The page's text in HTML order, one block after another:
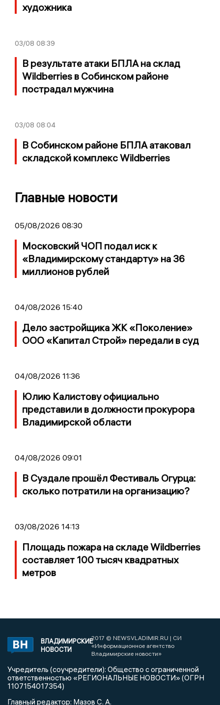
художника
03/08 08:39
В результате атаки БПЛА на склад
Wildberries в Собинском районе
пострадал мужчина
03/08 08:04
В Собинском районе БПЛА атаковал
складской комплекс Wildberries
Главные новости
05/08/2026 08:30
Московский ЧОП подал иск к
«Владимирскому стандарту» на 36
миллионов рублей
04/08/2026 15:40
Дело застройщика ЖК «Поколение»
ООО «Капитал Строй» передали в суд
04/08/2026 11:36
Юлию Калистову официально
представили в должности прокурора
Владимирской области
04/08/2026 09:01
В Суздале прошёл Фестиваль Огурца:
сколько потратили на организацию?
03/08/2026 14:13
Площадь пожара на складе Wildberries
составляет 100 тысяч квадратных
метров
ВЛАДИМИРСКИЕ
НОВОСТИ
2017 © NEWSVLADIMIR.RU | СИ
«Информационное агентство
Владимирские новости»
Учредитель (соучредители): Общество с ограниченной
ответственностью «РЕГИОНАЛЬНЫЕ НОВОСТИ» (ОГРН
1107154017354)
Главный редактор: Мазов С. А.